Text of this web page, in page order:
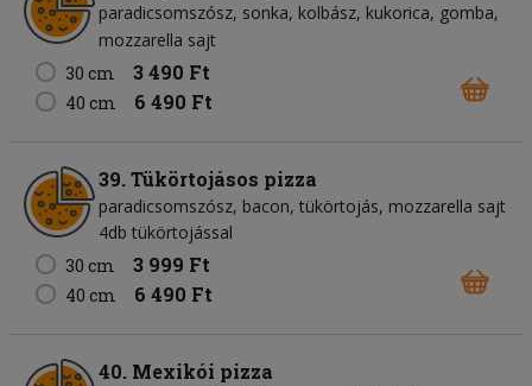
paradicsomszósz sonka kolbász kukorica gomba
mozzarella sajt
30 cm
3 490 Ft
40 cm 6 490 Ft
39. Tükörtojásos pizza
paradicsomszósz bacon tükörtojás mozzarella sajt
4db tükörtojással
30 cm
3 999 Ft
40 cm 6 490 Ft
40. Mexikói pizza